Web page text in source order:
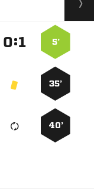
5’
:
35’
40’